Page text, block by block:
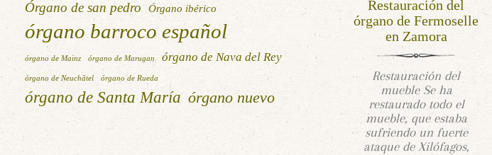
Órgano de san pedro Órgano ibérico
órgano barroco español
órgano de Mainz órgano de Marugan órgano de Nava del Rey
órgano de Neuchâtel órgano de Rueda
órgano de Santa María órgano nuevo
Restauración del
órgano de Fermoselle
en Zamora
Restauración del
mueble Se ha
restaurado todo el
mueble, que estaba
sufriendo un fuerte
ataque de Xilófagos,